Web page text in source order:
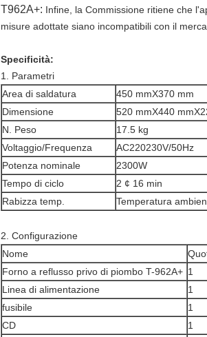
T962A+: Infine, la Commissione ritiene che
misure adottate siano incompatibili con il
Specificità:
1. Parametri
Area di saldatura
450 mmX370 mm
Dimensione
520 mmX440
N. Peso
17.5 kg
Voltaggio/Frequenza
AC220230V/50Hz
Potenza nominale
2300W
Tempo di ciclo
2 ¢ 16 min
Rabizza temp.
Temperatura
2. Configurazione
Nome
Forno a reflusso privo di piombo T-962A+ 1
Linea di alimentazione
1
fusibile
1
CD
1